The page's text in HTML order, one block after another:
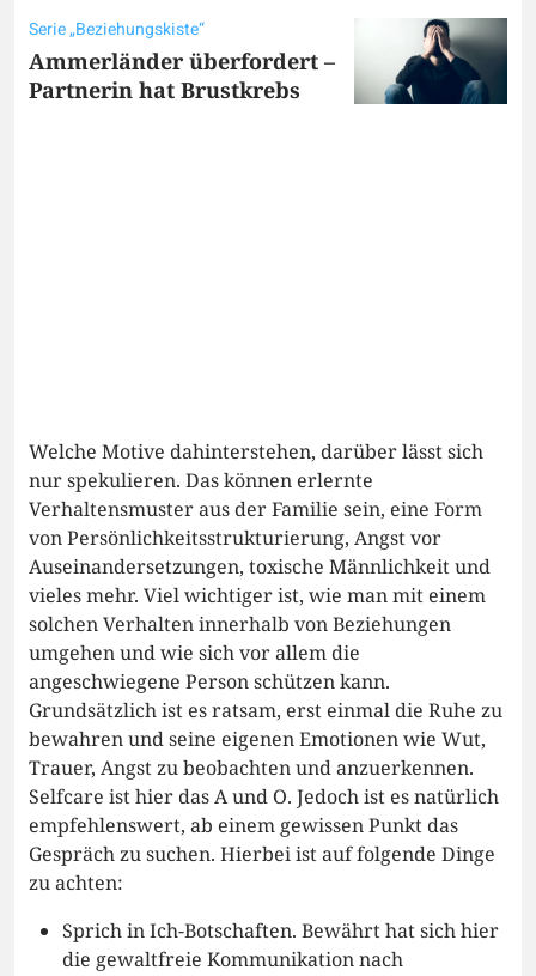
Serie „Beziehungskiste“
Ammerländer überfordert –
Partnerin hat Brustkrebs
Welche Motive dahinterstehen, darüber lässt sich
nur spekulieren. Das können erlernte
Verhaltensmuster aus der Familie sein, eine Form
von Persönlichkeitsstrukturierung, Angst vor
Auseinandersetzungen, toxische Männlichkeit und
vieles mehr. Viel wichtiger ist, wie man mit einem
solchen Verhalten innerhalb von Beziehungen
umgehen und wie sich vor allem die
angeschwiegene Person schützen kann.
Grundsätzlich ist es ratsam, erst einmal die Ruhe zu
bewahren und seine eigenen Emotionen wie Wut,
Trauer, Angst zu beobachten und anzuerkennen.
Selfcare ist hier das A und O. Jedoch ist es natürlich
empfehlenswert, ab einem gewissen Punkt das
Gespräch zu suchen. Hierbei ist auf folgende Dinge
zu achten:
Sprich in Ich-Botschaften. Bewährt hat sich hier
die gewaltfreie Kommunikation nach